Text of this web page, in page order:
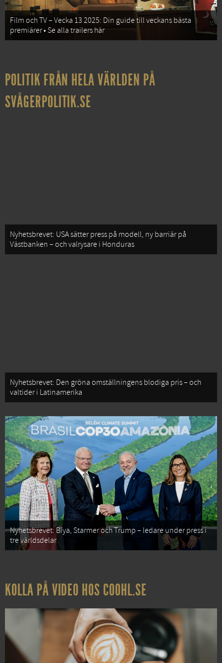
Film och TV – Vecka 13 2025: Din guide till veckans bästa
premiärer • Se alla trailers här
POLITIK FRÅN HELA VÄRLDEN PÅ
SVÅGERPOLITIK.SE
Nyhetsbrevet: USA sätter press på modell, ny barriär på
Västbanken – och valrysare i Honduras
Nyhetsbrevet: Den gröna omställningens blodiga pris – och
valtider i Latinamerika
Nyhetsbrevet: Biya, Starmer och Trump – ledare under press i
tre världsdelar
KOLLA PÅ VIDEO HOS COOHL.SE